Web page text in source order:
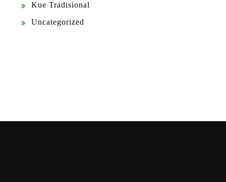
Kue Tradisional
Uncategorized